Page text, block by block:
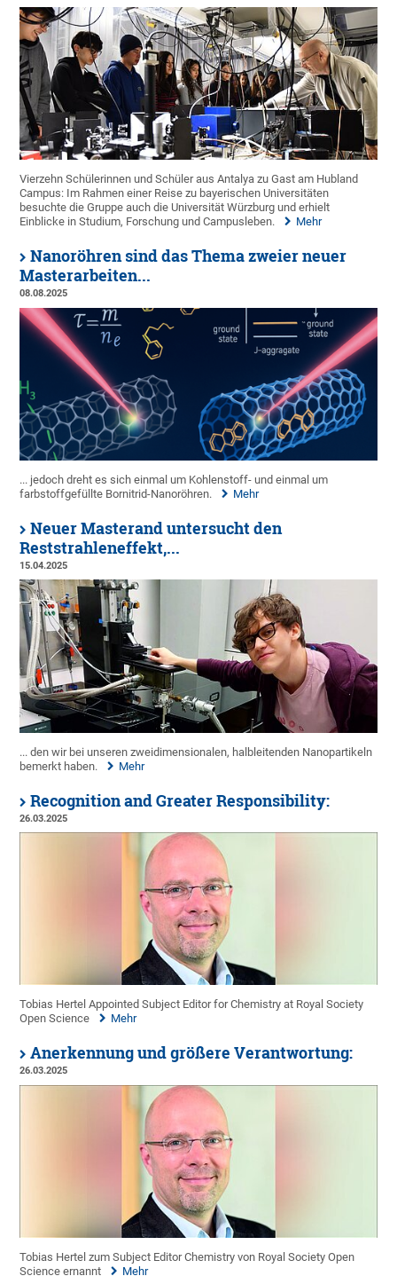
Vierzehn Schülerinnen und Schüler aus Antalya zu Gast am Hubland
Campus: Im Rahmen einer Reise zu bayerischen Universitäten
besuchte die Gruppe auch die Universität Würzburg und erhielt
Einblicke in Studium, Forschung und Campusleben.
Mehr
Nanoröhren sind das Thema zweier neuer
Masterarbeiten...
08.08.2025
... jedoch dreht es sich einmal um Kohlenstoff- und einmal um
farbstoffgefüllte Bornitrid-Nanoröhren.
Mehr
Neuer Masterand untersucht den
Reststrahleneffekt,...
15.04.2025
... den wir bei unseren zweidimensionalen, halbleitenden Nanopartikeln
bemerkt haben.
Mehr
Recognition and Greater Responsibility:
26.03.2025
Tobias Hertel Appointed Subject Editor for Chemistry at Royal Society
Open Science
Mehr
Anerkennung und größere Verantwortung:
26.03.2025
Tobias Hertel zum Subject Editor Chemistry von Royal Society Open
Science ernannt
Mehr